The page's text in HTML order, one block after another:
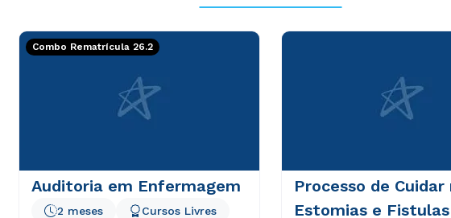
Combo Rematrícula 26.2
Auditoria em Enfermagem
2 meses Cursos Livres
Processo de Cuidar
Estomias e Fistulas
Estou de acordo com a
autorizo que meus dados sejam utilizados para o
Estou de acordo com a
autorizo que meus dados sejam utilizados para o